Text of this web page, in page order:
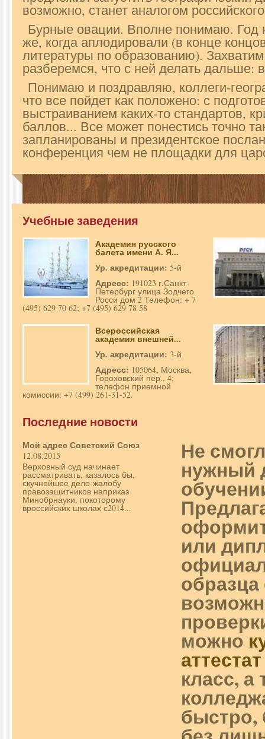
возможно, станет аналогом
Бурные овации. Вполне понимаю. Год
же, когда аплодировали (в конце
литературы по образованию).
разберемся, что с ней делать дальше:
Понимаю и поздравляю, коллеги-
что все пойдет как положено: с
выстраиванием каких-то стандартов,
баллов... Все может понестись точно
запланированы и президентское
конференция чем не площадки для
Учебные заведения
Академия русского
балета имени А. Я...
Ур. акредитации: 5-й
Адресс: 191023 г.Санкт-
Петербург улица Зодчего
Росси дом 2 Телефон: + 7
(495) 629 70 62; +7 (495) 629 78 58
Всероссийская
академия внешней...
Ур. акредитации: 3-й
Адресс: 105064, Москва,
Гороховский пер., 4;
телефон приемной
комиссии: +7 (499) 261-31-52.
Последние новости
Мой адрес Советский Союз
12.08.2015
Верховный суд начинает
рассматривать, казалось бы,
скучнейшее дело-жалобу
правозащитников наприказ
Минобрнауки, покоторому
вроссийских школах с2014...
Не
нужный
или
можно
аттестат
класс,
быстро,